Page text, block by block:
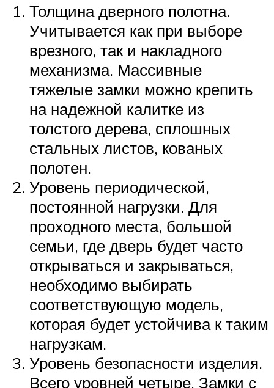
Толщина дверного полотна.
Учитывается как при выборе
врезного, так и накладного
механизма. Массивные
тяжелые замки можно крепить
на надежной калитке из
толстого дерева, сплошных
стальных листов, кованых
полотен.
Уровень периодической,
постоянной нагрузки. Для
проходного места, большой
семьи, где дверь будет часто
открываться и закрываться,
необходимо выбирать
соответствующую модель,
которая будет устойчива к таким
нагрузкам.
Уровень безопасности изделия.
Всего уровней четыре. Замки с